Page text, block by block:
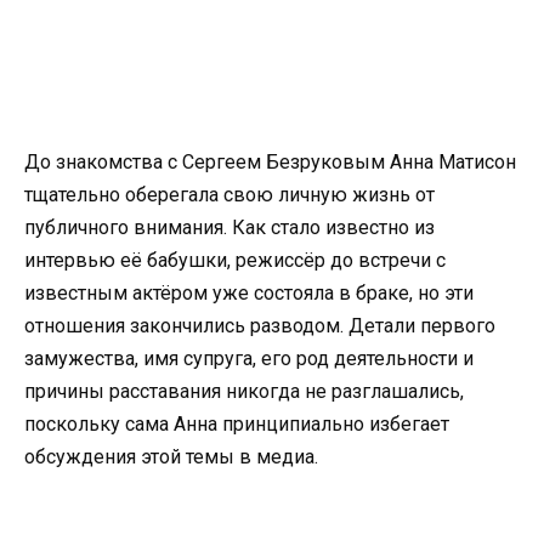
До знакомства с Сергеем Безруковым Анна Матисон
тщательно оберегала свою личную жизнь от
публичного внимания. Как стало известно из
интервью её бабушки, режиссёр до встречи с
известным актёром уже состояла в браке, но эти
отношения закончились разводом. Детали первого
замужества, имя супруга, его род деятельности и
причины расставания никогда не разглашались,
поскольку сама Анна принципиально избегает
обсуждения этой темы в медиа.